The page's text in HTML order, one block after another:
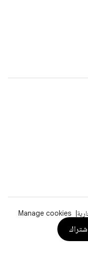
Manage cookies